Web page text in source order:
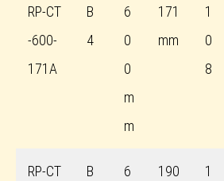
RP-CT
-600-
171A
B
4
6
0
0
m
m
171
mm
1
0
8
RP-CT
B
6
190
1